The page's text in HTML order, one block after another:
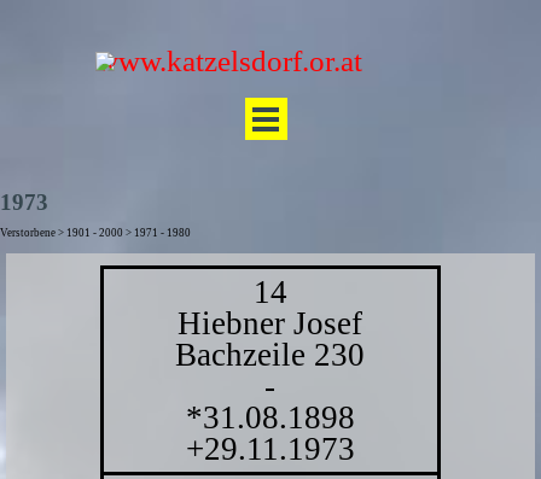
www.katzelsdorf.or.at
Menü überspringen
1973
Verstorbene > 1901 - 2000 > 1971 - 1980
14
Hiebner Josef
Bachzeile 230
-
*31.08.1898
+29.11.1973